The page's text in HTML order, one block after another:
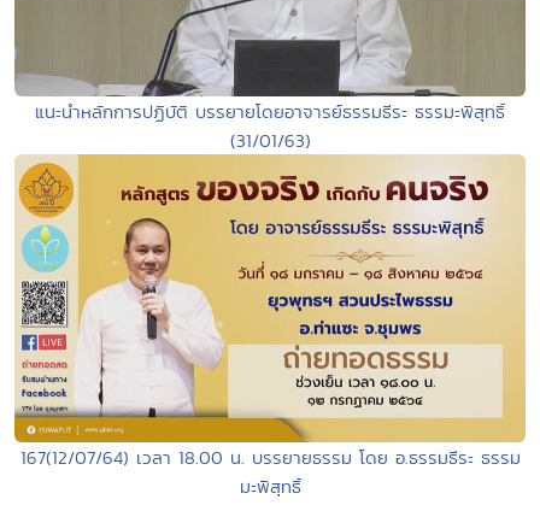
แนะนำหลักการปฏิบัติ บรรยายโดยอาจารย์ธรรมธีระ ธรรมะพิสุทธิ์
(31/01/63)
167(12/07/64) เวลา 18.00 น. บรรยายธรรม โดย อ.ธรรมธีระ ธรรม
มะพิสุทธิ์